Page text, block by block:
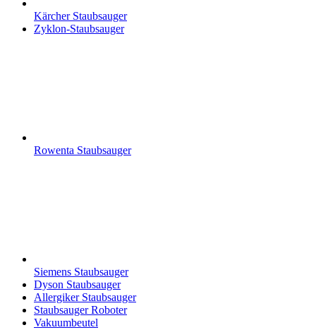
Kärcher Staubsauger
Zyklon-Staubsauger
Rowenta Staubsauger
Siemens Staubsauger
Dyson Staubsauger
Allergiker Staubsauger
Staubsauger Roboter
Vakuumbeutel